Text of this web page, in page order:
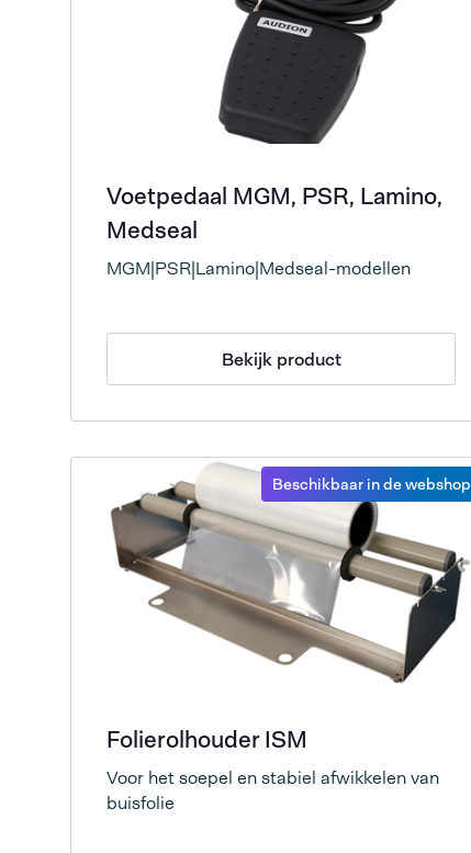
Voetpedaal MGM, PSR, Lamino,
Medseal
MGM|PSR|Lamino|Medseal-modellen
Bekijk product
Beschikbaar in de webshop
Folierolhouder ISM
Voor het soepel en stabiel afwikkelen van
buisfolie